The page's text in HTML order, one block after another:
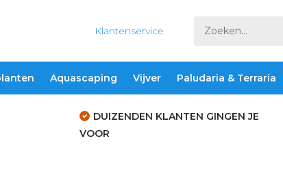
Klantenservice
Aquascaping Vijver Paludaria & Terraria
DUIZENDEN KLANTEN GINGEN JE
VOOR